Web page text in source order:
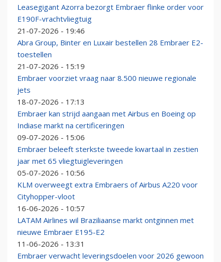
Leasegigant Azorra bezorgt Embraer flinke order voor
E190F-vrachtvliegtuig
21-07-2026 - 19:46
Abra Group, Binter en Luxair bestellen 28 Embraer E2-
toestellen
21-07-2026 - 15:19
Embraer voorziet vraag naar 8.500 nieuwe regionale
jets
18-07-2026 - 17:13
Embraer kan strijd aangaan met Airbus en Boeing op
Indiase markt na certificeringen
09-07-2026 - 15:06
Embraer beleeft sterkste tweede kwartaal in zestien
jaar met 65 vliegtuigleveringen
05-07-2026 - 10:56
KLM overweegt extra Embraers of Airbus A220 voor
Cityhopper-vloot
16-06-2026 - 10:57
LATAM Airlines wil Braziliaanse markt ontginnen met
nieuwe Embraer E195-E2
11-06-2026 - 13:31
Embraer verwacht leveringsdoelen voor 2026 gewoon